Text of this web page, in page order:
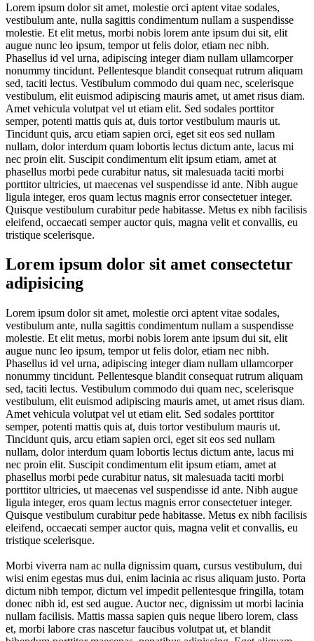
Lorem ipsum dolor sit amet, molestie orci aptent vitae sodales,
vestibulum ante, nulla sagittis condimentum nullam a suspendisse
molestie. Et elit metus, morbi nobis lorem ante ipsum dui sit, elit
augue nunc leo ipsum, tempor ut felis dolor, etiam nec nibh.
Phasellus id vel urna, adipiscing integer diam nullam ullamcorper
nonummy tincidunt. Pellentesque blandit consequat rutrum aliquam
sed, taciti lectus. Vestibulum commodo dui quam nec, scelerisque
vestibulum, elit euismod adipiscing mauris amet, ut amet risus diam.
Amet vehicula volutpat vel ut etiam elit. Sed sodales porttitor
semper, potenti mattis quis at, duis tortor vestibulum mauris ut.
Tincidunt quis, arcu etiam sapien orci, eget sit eos sed nullam
nullam, dolor interdum quam lobortis lectus dictum ante, lacus mi
nec proin elit. Suscipit condimentum elit ipsum etiam, amet at
phasellus morbi pede curabitur natus, sit malesuada taciti morbi
porttitor ultricies, ut maecenas vel suspendisse id ante. Nibh augue
ligula integer, eros quam lectus magnis error consectetuer integer.
Quisque vestibulum curabitur pede habitasse. Metus ex nibh facilisis
eleifend, occaecati semper auctor quis, magna velit et convallis, eu
tristique scelerisque.
Lorem ipsum dolor sit amet consectetur
adipisicing
Lorem ipsum dolor sit amet, molestie orci aptent vitae sodales,
vestibulum ante, nulla sagittis condimentum nullam a suspendisse
molestie. Et elit metus, morbi nobis lorem ante ipsum dui sit, elit
augue nunc leo ipsum, tempor ut felis dolor, etiam nec nibh.
Phasellus id vel urna, adipiscing integer diam nullam ullamcorper
nonummy tincidunt. Pellentesque blandit consequat rutrum aliquam
sed, taciti lectus. Vestibulum commodo dui quam nec, scelerisque
vestibulum, elit euismod adipiscing mauris amet, ut amet risus diam.
Amet vehicula volutpat vel ut etiam elit. Sed sodales porttitor
semper, potenti mattis quis at, duis tortor vestibulum mauris ut.
Tincidunt quis, arcu etiam sapien orci, eget sit eos sed nullam
nullam, dolor interdum quam lobortis lectus dictum ante, lacus mi
nec proin elit. Suscipit condimentum elit ipsum etiam, amet at
phasellus morbi pede curabitur natus, sit malesuada taciti morbi
porttitor ultricies, ut maecenas vel suspendisse id ante. Nibh augue
ligula integer, eros quam lectus magnis error consectetuer integer.
Quisque vestibulum curabitur pede habitasse. Metus ex nibh facilisis
eleifend, occaecati semper auctor quis, magna velit et convallis, eu
tristique scelerisque.
Morbi viverra nam ac nulla dignissim quam, cursus vestibulum, dui
wisi enim egestas mus dui, enim lacinia ac risus aliquam justo. Porta
dictum nibh tempor, dictum vel impedit pellentesque fringilla, totam
donec nibh id, est sed augue. Auctor nec, dignissim ut morbi lacinia
nullam facilisis. Mattis massa sapien quis neque libero lorem, class
et, morbi labore cras nascetur faucibus volutpat ut, et blandit